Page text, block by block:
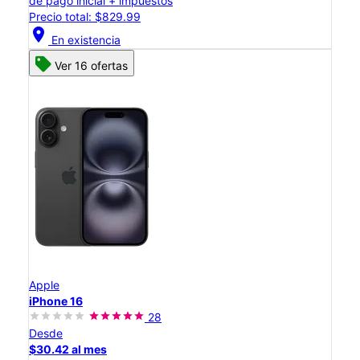
Precio total: $829.99
location_on En existencia
Ver 16 ofertas
Apple
iPhone 16
28
Desde
$30.42 al mes